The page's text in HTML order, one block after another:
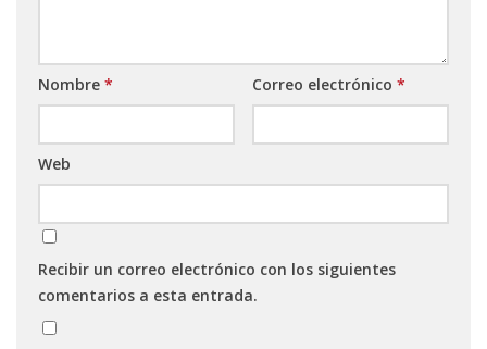
Nombre * Correo electrónico *
Web
Recibir un correo electrónico con los siguientes
comentarios a esta entrada.